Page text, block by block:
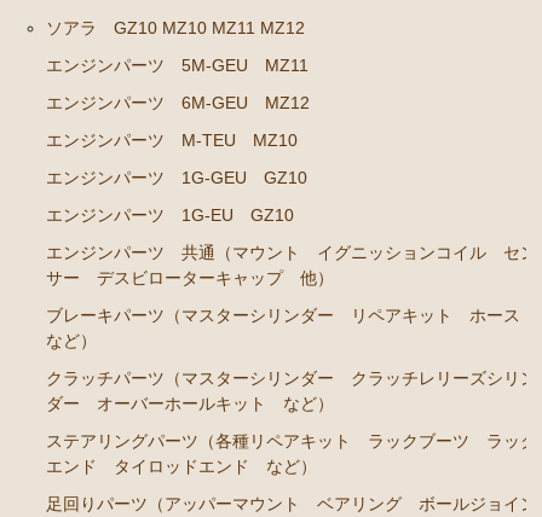
クラウン GS120 GS121 MS123 MS125
エンジンパーツ 5Ｍ-GEU MS123
エンジンパーツ 6M-GEU MS125
エンジンパーツ M-TEU
エンジンパーツ 1G-GZEU
エンジンパーツ 1G-GEU
エンジンパーツ 1G-EU
エンジンパーツ（マウント 他）
冷却パーツ（ポンプ サーモスタット ファン ファ
ンカップリング ホース類 など）
ブレーキパーツ（マスターシリンダー リペアキッ
ト ホース など）
ソアラ GZ10 MZ10 MZ11 MZ12
エンジンパーツ 5M-GEU MZ11
エンジンパーツ 6M-GEU MZ12
エンジンパーツ M-TEU MZ10
エンジンパーツ 1G-GEU GZ10
エンジンパーツ 1G-EU GZ10
エンジンパーツ 共通（マウント イグニッションコイル セン
サー デスビローターキャップ 他）
ブレーキパーツ（マスターシリンダー リペアキット ホース
など）
クラッチパーツ（マスターシリンダー クラッチレリーズシリン
ダー オーバーホールキット など）
ステアリングパーツ（各種リペアキット ラックブーツ ラック
エンド タイロッドエンド など）
足回りパーツ（アッパーマウント ベアリング ボールジョイン